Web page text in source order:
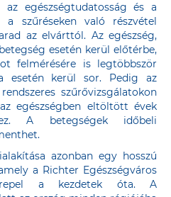
egészségtudatosság és a
a szűréseken való részvétel
az elvárttól. Az egészség,
esetén kerül előtérbe,
felmérésére is legtöbbször
esetén kerül sor. Pedig az
szűrővizsgálatokon
egészségben eltöltött évek
A betegségek időbeli
azonban egy hosszú
a Richter Egészségváros
a kezdetek óta. A